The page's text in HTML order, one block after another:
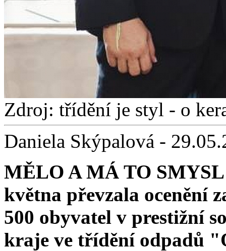
Zdroj: třídění je styl - o
Daniela Skýpalová -
MĚLO A MÁ TO
května převzala ocenění
500 obyvatel v prestižní
kraje ve třídění odpadů